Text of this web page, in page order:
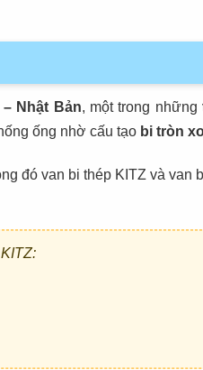
Nhật Bản, một trong những
ống nhờ cấu tạo bi tròn
đó van bi thép KITZ và